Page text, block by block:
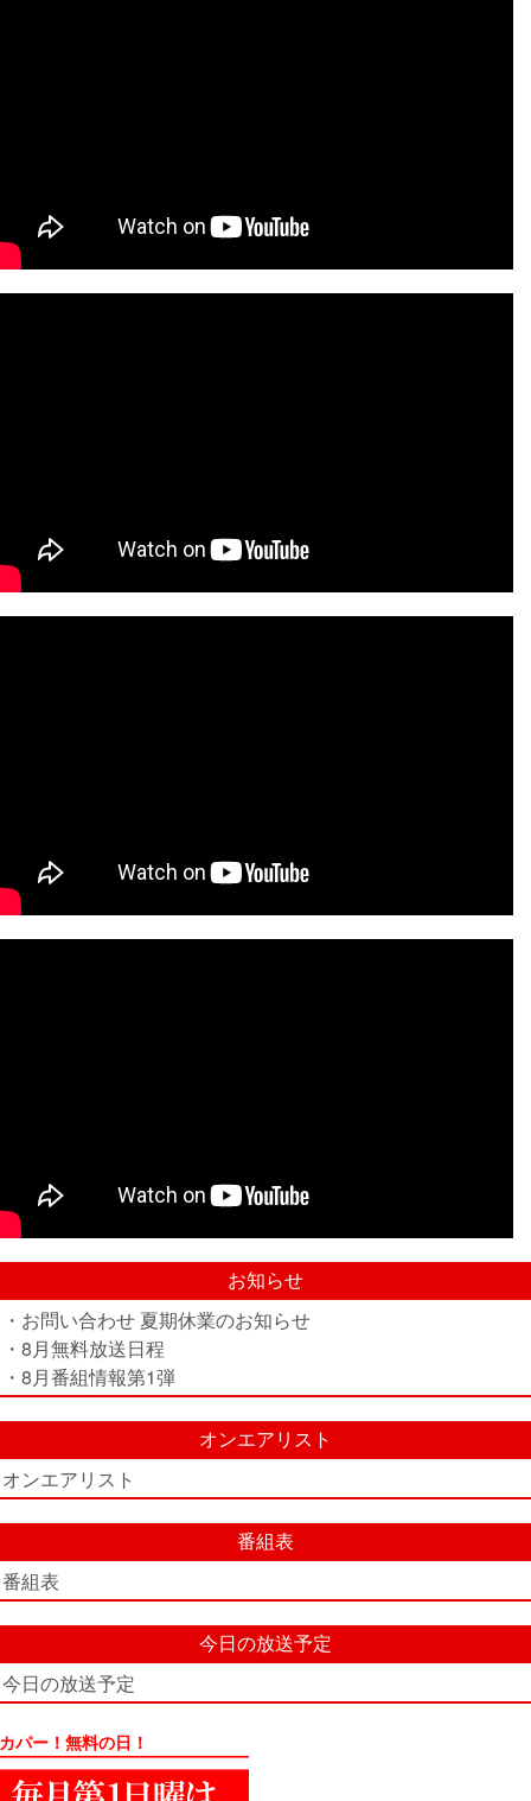
お知らせ
・お問い合わせ 夏期休業のお知らせ
・8月無料放送日程
・8月番組情報第1弾
オンエアリスト
オンエアリスト
番組表
番組表
今日の放送予定
今日の放送予定
パー！無料の日！